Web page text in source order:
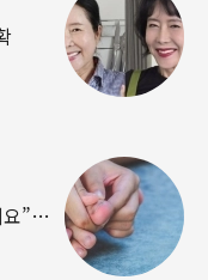
요”…